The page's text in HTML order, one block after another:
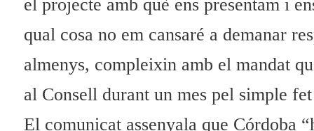
el projecte amb què ens presentam i
qual cosa no em cansaré a demanar
almenys, compleixin amb el mandat
al Consell durant un mes pel simple
El comunicat assenyala que Córdoba